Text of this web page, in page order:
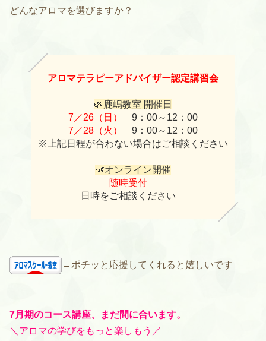
どんなアロマを選びますか？
アロマテラピーアドバイザー認定講習会
🌿鹿嶋教室 開催日
7／26（日）
9：00～12：00
7／28（火）
9：00～12：00
※上記日程が合わない場合はご相談ください
🌿オンライン開催
随時受付
日時をご相談ください
←ポチッと応援してくれると嬉しいです
7月期のコース講座、まだ間に合います。
＼アロマの学びをもっと楽しもう／